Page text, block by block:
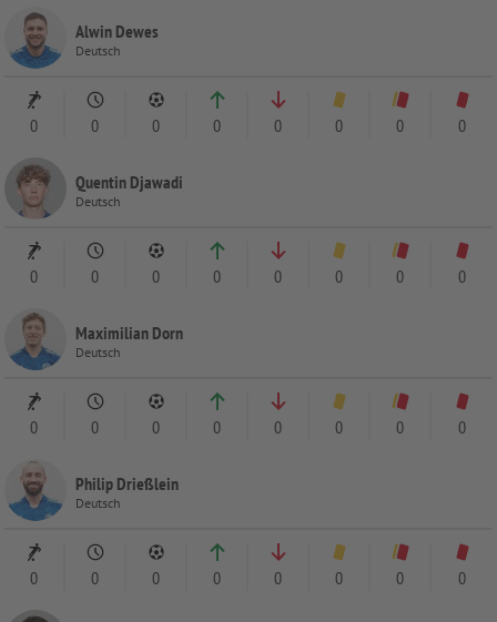
Alwin Dewes
Deutsch
0 0 0 0 0 0 0 0
Quentin Djawadi
Deutsch
0 0 0 0 0 0 0 0
Maximilian Dorn
Deutsch
0 0 0 0 0 0 0 0
Philip Drießlein
Deutsch
0 0 0 0 0 0 0 0